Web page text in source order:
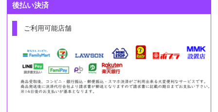
後払い決済
ご利用可能店舗